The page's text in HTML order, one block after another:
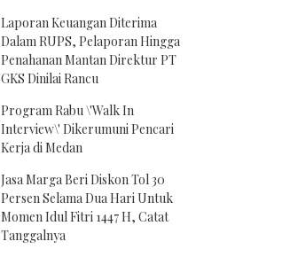
Laporan Keuangan Diterima
Dalam RUPS, Pelaporan Hingga
Penahanan Mantan Direktur PT
GKS Dinilai Rancu
Program Rabu \'Walk In
Interview\' Dikerumuni Pencari
Kerja di Medan
Jasa Marga Beri Diskon Tol 30
Persen Selama Dua Hari Untuk
Momen Idul Fitri 1447 H, Catat
Tanggalnya